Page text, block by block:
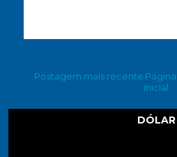
Postagem mais recente Página
inicial
DÓLAR